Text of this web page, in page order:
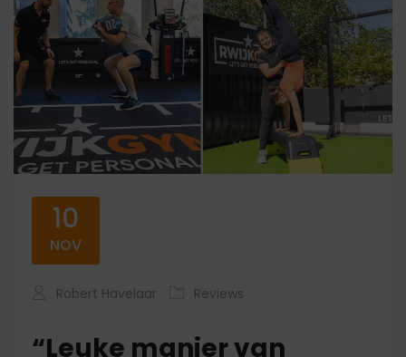
10
NOV
Robert Havelaar Reviews
“Leuke manier van